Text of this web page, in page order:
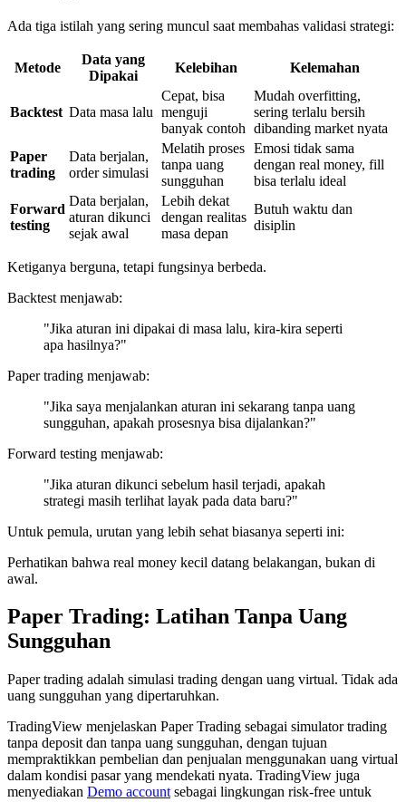
Ada tiga istilah yang sering muncul saat membahas validasi strategi:
Metode
Data yang
Dipakai
Kelebihan Kelemahan
Backtest Data masa lalu
Cepat, bisa
menguji
banyak contoh
Mudah overfitting,
sering terlalu bersih
dibanding market nyata
Paper
trading
Data berjalan,
order simulasi
Melatih proses
tanpa uang
sungguhan
Emosi tidak sama
dengan real money, fill
bisa terlalu ideal
Forward
testing
Data berjalan,
aturan dikunci
sejak awal
Lebih dekat
dengan realitas
masa depan
Butuh waktu dan
disiplin
Ketiganya berguna, tetapi fungsinya berbeda.
Backtest menjawab:
"Jika aturan ini dipakai di masa lalu, kira-kira seperti
apa hasilnya?"
Paper trading menjawab:
"Jika saya menjalankan aturan ini sekarang tanpa uang
sungguhan, apakah prosesnya bisa dijalankan?"
Forward testing menjawab:
"Jika aturan dikunci sebelum hasil terjadi, apakah
strategi masih terlihat layak pada data baru?"
Untuk pemula, urutan yang lebih sehat biasanya seperti ini:
Perhatikan bahwa real money kecil datang belakangan, bukan di
awal.
Paper Trading: Latihan Tanpa Uang
Sungguhan
Paper trading adalah simulasi trading dengan uang virtual. Tidak ada
uang sungguhan yang dipertaruhkan.
TradingView menjelaskan Paper Trading sebagai simulator trading
tanpa deposit dan tanpa uang sungguhan, dengan tujuan
mempraktikkan pembelian dan penjualan menggunakan uang virtual
dalam kondisi pasar yang mendekati nyata. TradingView juga
menyediakan Demo account sebagai lingkungan risk-free untuk